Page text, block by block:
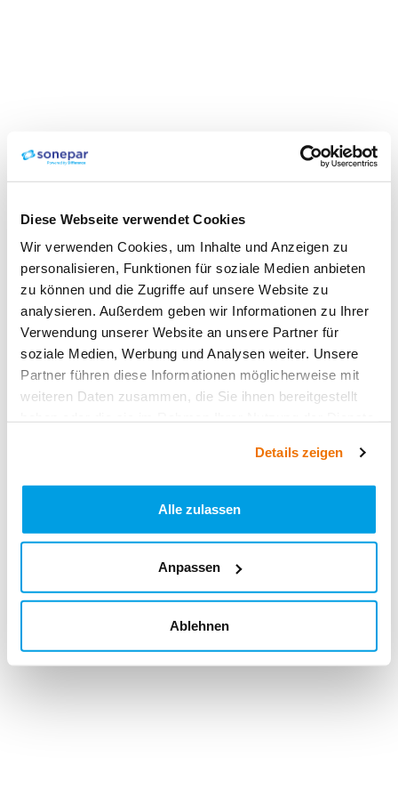
Diese Webseite verwendet Cookies
Wir verwenden Cookies, um Inhalte und Anzeigen zu
personalisieren, Funktionen für soziale Medien anbieten
zu können und die Zugriffe auf unsere Website zu
analysieren. Außerdem geben wir Informationen zu Ihrer
Verwendung unserer Website an unsere Partner für
soziale Medien, Werbung und Analysen weiter. Unsere
Partner führen diese Informationen möglicherweise mit
weiteren Daten zusammen, die Sie ihnen bereitgestellt
Details zeigen
Alle zulassen
Anpassen
Ablehnen